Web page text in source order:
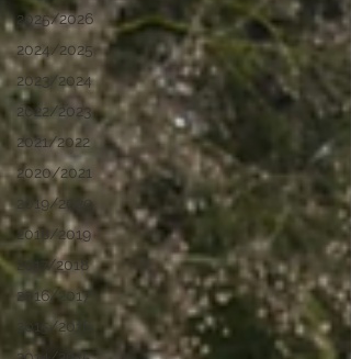
2025/2026
2024/2025
2023/2024
2022/2023
2021/2022
2020/2021
2019/2020
2018/2019
2017/2018
2016/2017
2015/2016